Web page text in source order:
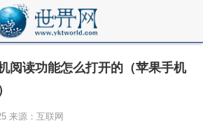
阅读功能怎么打开的（苹果手机
来源：互联网